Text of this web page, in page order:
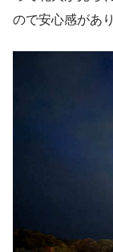
ので安心感があ